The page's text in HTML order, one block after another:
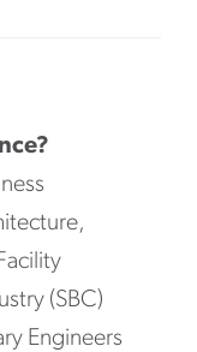
(SBC)
Engineers